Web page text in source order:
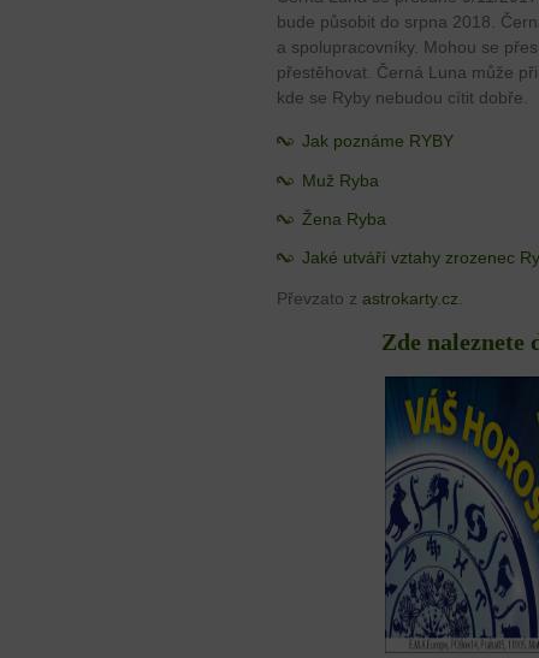
bude působit do srpna 2018.
a spolupracovníky. Mohou se
přestěhovat. Černá Luna může
kde se Ryby nebudou cítit dobře.
Jak poznáme RYBY
Muž Ryba
Žena Ryba
Jaké utváří vztahy zrozenec
Převzato z astrokarty.cz
Zde naleznete